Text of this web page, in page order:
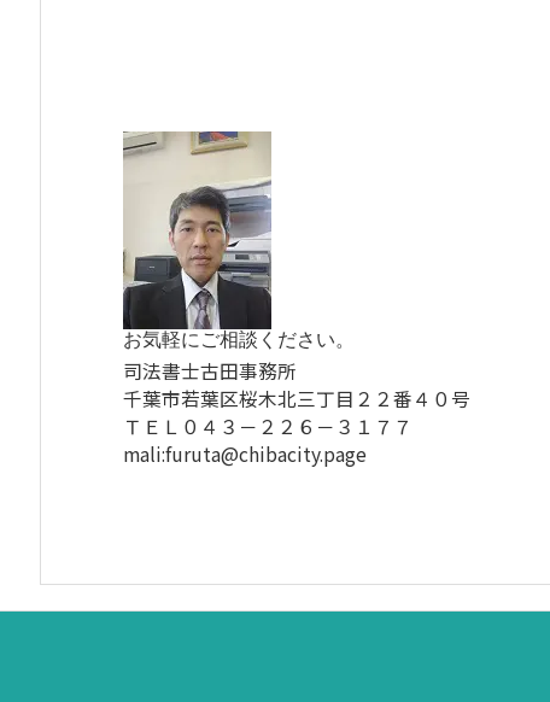
お気軽にご相談ください。
司法書士古田事務所
千葉市若葉区桜木北三丁目２２番４０号
ＴＥＬ０４３－２２６－３１７７
mali:furuta@chibacity.page